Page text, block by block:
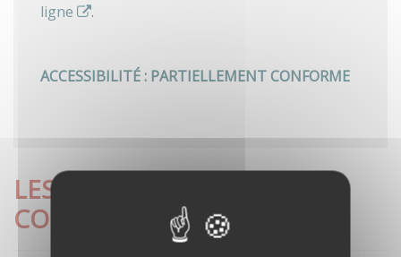
ligne
.
ACCESSIBILITÉ : PARTIELLEMENT CONFORME
LES DÉMARCHES LES PLUS
CONSULTÉES